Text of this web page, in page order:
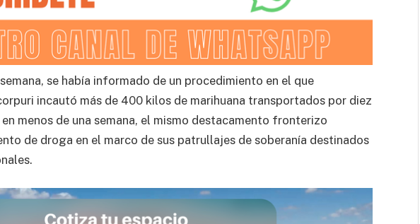
se había informado de un procedimiento en el que
incautó más de 400 kilos de marihuana transportados por diez
en menos de una semana, el mismo destacamento fronterizo
de droga en el marco de sus patrullajes de soberanía destinados